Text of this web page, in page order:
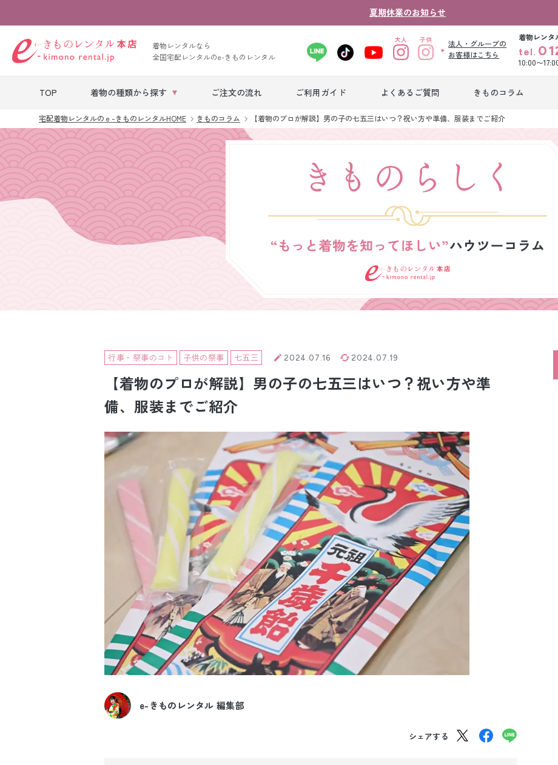
夏期休業のお知らせ
着物レンタルなら
全国宅配レンタルのe-きものレンタル
法人・グループの
お客様はこちら
着物レンタ
tel.
10:00〜
TOP 着物の種類から探す ご注文の流れ ご利用ガイド よくあるご質問 きものコラム
七五三レンタル 振袖レンタル
卒業式袴レンタ
ル
ベビー着物レン
タル
ジュニア着物レ
ジュニア洋装レ
ンタル
ベ
留袖レンタル
男性礼装レンタ
スーツレンタル
色
宅配着物レンタルのｅ-きものレンタルHOME きものコラム 【着物のプロが解説】男の子の七五三はいつ？祝い方や準備、服装までご紹介
行事・祭事のコト 子供の祭事 七五三 2024.07.16 2024.07.19
【着物のプロが解説】男の子の七五三はいつ？祝い方や準
備、服装までご紹介
e-きものレンタル 編集部
シェアする